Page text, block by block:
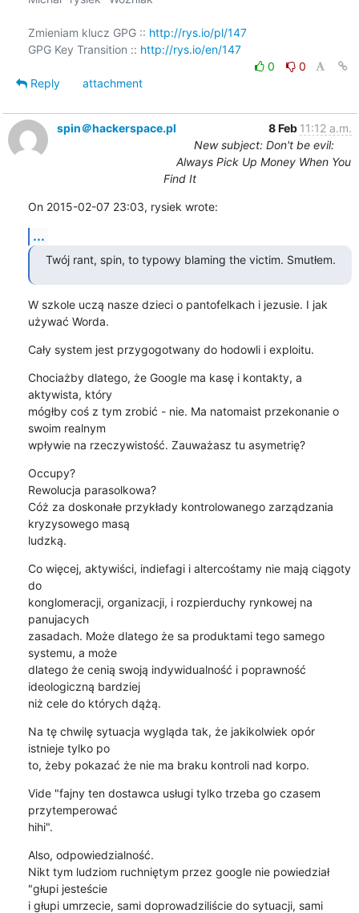
Zmieniam klucz GPG :: http://rys.io/pl/147
GPG Key Transition :: http://rys.io/en/147
0
0
Reply
attachment
spin＠hackerspace.pl 8 Feb 11:12 a.m.
New subject: Don't be evil:
Always Pick Up Money When You
Find It
On 2015-02-07 23:03, rysiek wrote:
...
Twój rant, spin, to typowy blaming the victim. Smutłem.
W szkole uczą nasze dzieci o pantofelkach i jezusie. I jak
używać Worda.
Cały system jest przygogotwany do hodowli i exploitu.
Chociażby dlatego, że Google ma kasę i kontakty, a
aktywista, który
mógłby coś z tym zrobić - nie. Ma natomaist przekonanie o
swoim realnym
wpływie na rzeczywistość. Zauważasz tu asymetrię?
Occupy?
Rewolucja parasolkowa?
Cóż za doskonałe przykłady kontrolowanego zarządzania
kryzysowego masą
ludzką.
Co więcej, aktywiści, indiefagi i altercośtamy nie mają ciągoty
do
konglomeracji, organizacji, i rozpierduchy rynkowej na
panujacych
zasadach. Może dlatego że sa produktami tego samego
systemu, a może
dlatego że cenią swoją indywidualność i poprawność
ideologiczną bardziej
niż cele do których dążą.
Na tę chwilę sytuacja wygląda tak, że jakikolwiek opór
istnieje tylko po
to, żeby pokazać że nie ma braku kontroli nad korpo.
Vide "fajny ten dostawca usługi tylko trzeba go czasem
przytemperować
hihi".
Also, odpowiedzialność.
Nikt tym ludziom ruchniętym przez google nie powiedział
"głupi jesteście
i głupi umrzecie, sami doprowadziliście do sytuacji, sami